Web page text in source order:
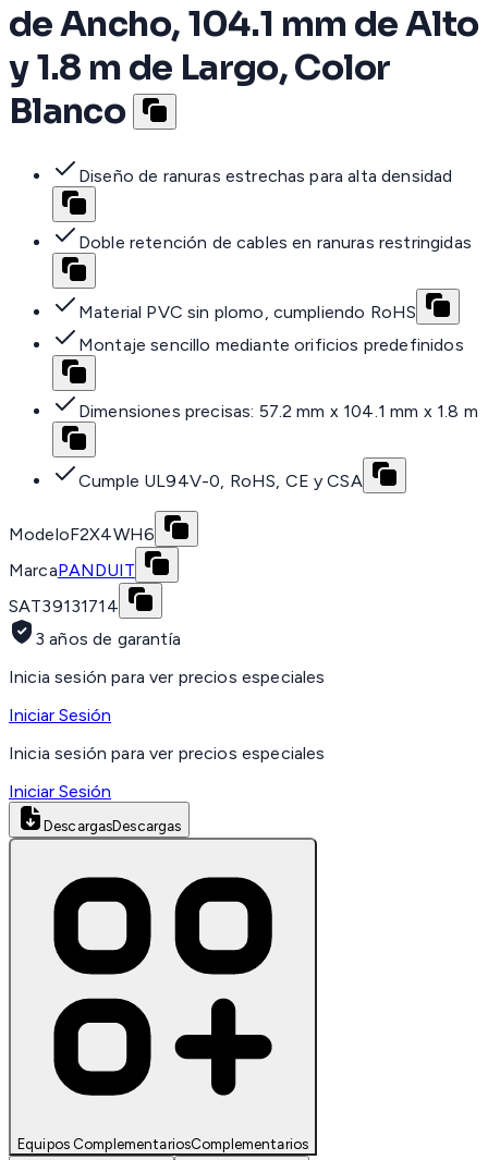
de Ancho, 104.1 mm de Alto
y 1.8 m de Largo, Color
Blanco
Diseño de ranuras estrechas para alta densidad
Doble retención de cables en ranuras restringidas
Material PVC sin plomo, cumpliendo RoHS
Montaje sencillo mediante orificios predefinidos
Dimensiones precisas: 57.2 mm x 104.1 mm x 1.8 m
Cumple UL94V-0, RoHS, CE y CSA
ModeloF2X4WH6
MarcaPANDUIT
SAT39131714
3 años de garantía
Inicia sesión para ver precios especiales
Iniciar Sesión
Inicia sesión para ver precios especiales
Iniciar Sesión
DescargasDescargas
Equipos ComplementariosComplementarios